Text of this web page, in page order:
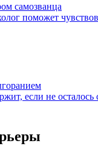
самозванца
поможет
если не осталось